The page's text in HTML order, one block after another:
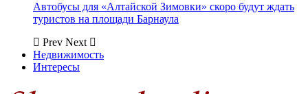
Автобусы для «Алтайской Зимовки» скоро будут ждать
туристов на площади Барнаула
Prev Next
Недвижимость
Интересы